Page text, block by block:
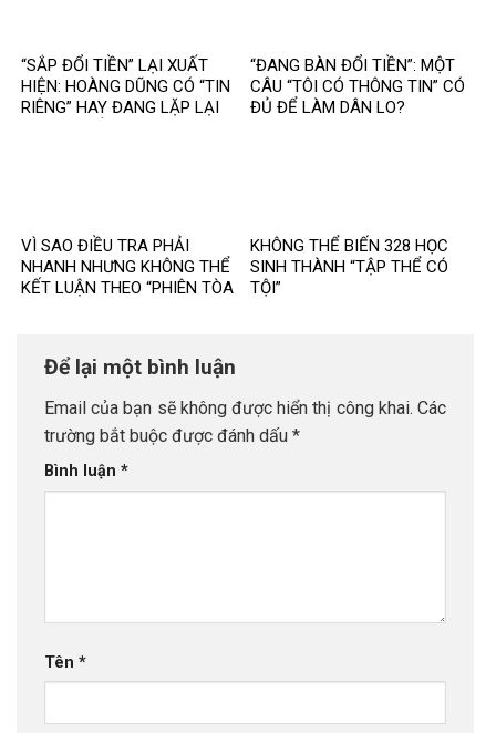
“SẮP ĐỔI TIỀN” LẠI XUẤT
HIỆN: HOÀNG DŨNG CÓ “TIN
RIÊNG” HAY ĐANG LẶP LẠI
“ĐANG BÀN ĐỔI TIỀN”: MỘT
CÂU “TÔI CÓ THÔNG TIN” CÓ
ĐỦ ĐỂ LÀM DÂN LO?
VÌ SAO ĐIỀU TRA PHẢI
NHANH NHƯNG KHÔNG THỂ
KẾT LUẬN THEO “PHIÊN TÒA
KHÔNG THỂ BIẾN 328 HỌC
SINH THÀNH “TẬP THỂ CÓ
TỘI”
Để lại một bình luận
Email của bạn sẽ không được hiển thị công khai. Các
trường bắt buộc được đánh dấu *
Bình luận *
Tên *